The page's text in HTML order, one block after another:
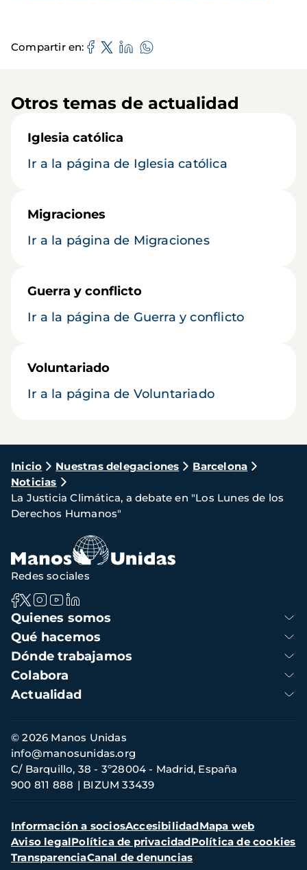
Compartir en
Otros temas de actualidad
Iglesia católica
Ir a la página de Iglesia católica
Migraciones
Ir a la página de Migraciones
Guerra y conflicto
Ir a la página de Guerra y conflicto
Voluntariado
Ir a la página de Voluntariado
Ruta
de
navegación
Inicio Nuestras delegaciones
Barcelona
Noticias
La Justicia Climática, a debate en "Los Lunes de los
Derechos Humanos"
Navegación
principal
Quienes somos
Qué hacemos
Dónde trabajamos
Colabora
Actualidad
Redes sociales
Información
de
contacto
© 2026 Manos Unidas
C/ Barquillo, 38 - 3º28004 - Madrid, España
900 811 888
BIZUM 33439
info@manosunidas.org
Menú
secundario
Información a sociosAccesibilidadMapa web
Aviso legalPolítica de privacidadPolítica de cookies
TransparenciaCanal de denuncias